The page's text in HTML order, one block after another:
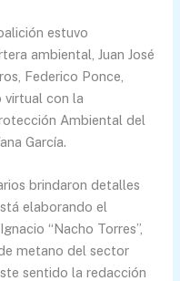
estuvo
ambiental, Juan José
Federico Ponce,
virtual con la
Ambiental del
García.
brindaron detalles
elaborando el
“Nacho Torres”,
metano del sector
sentido la redacción